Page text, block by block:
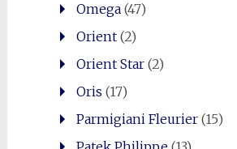
Omega(47)
Orient(2)
Orient Star(2)
Oris (17)
Parmigiani Fleurier(15)